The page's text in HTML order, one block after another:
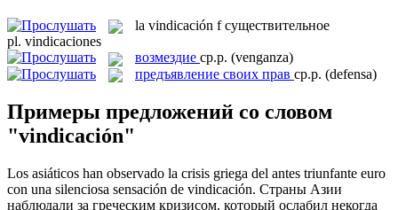
la vindicación f существительное
pl. vindicaciones
возмездие ср.р. (venganza)
предъявление своих прав ср.р. (defensa)
Примеры предложений со словом
"vindicación"
Los asiáticos han observado la crisis griega del antes triunfante euro
con una silenciosa sensación de vindicación. Страны Азии
наблюдали за греческим кризисом, который ослабил некогда